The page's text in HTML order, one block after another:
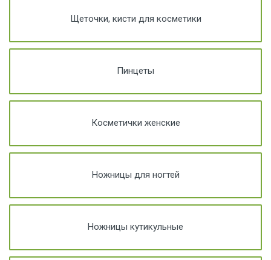
Щеточки, кисти для косметики
Пинцеты
Косметички женские
Ножницы для ногтей
Ножницы кутикульные